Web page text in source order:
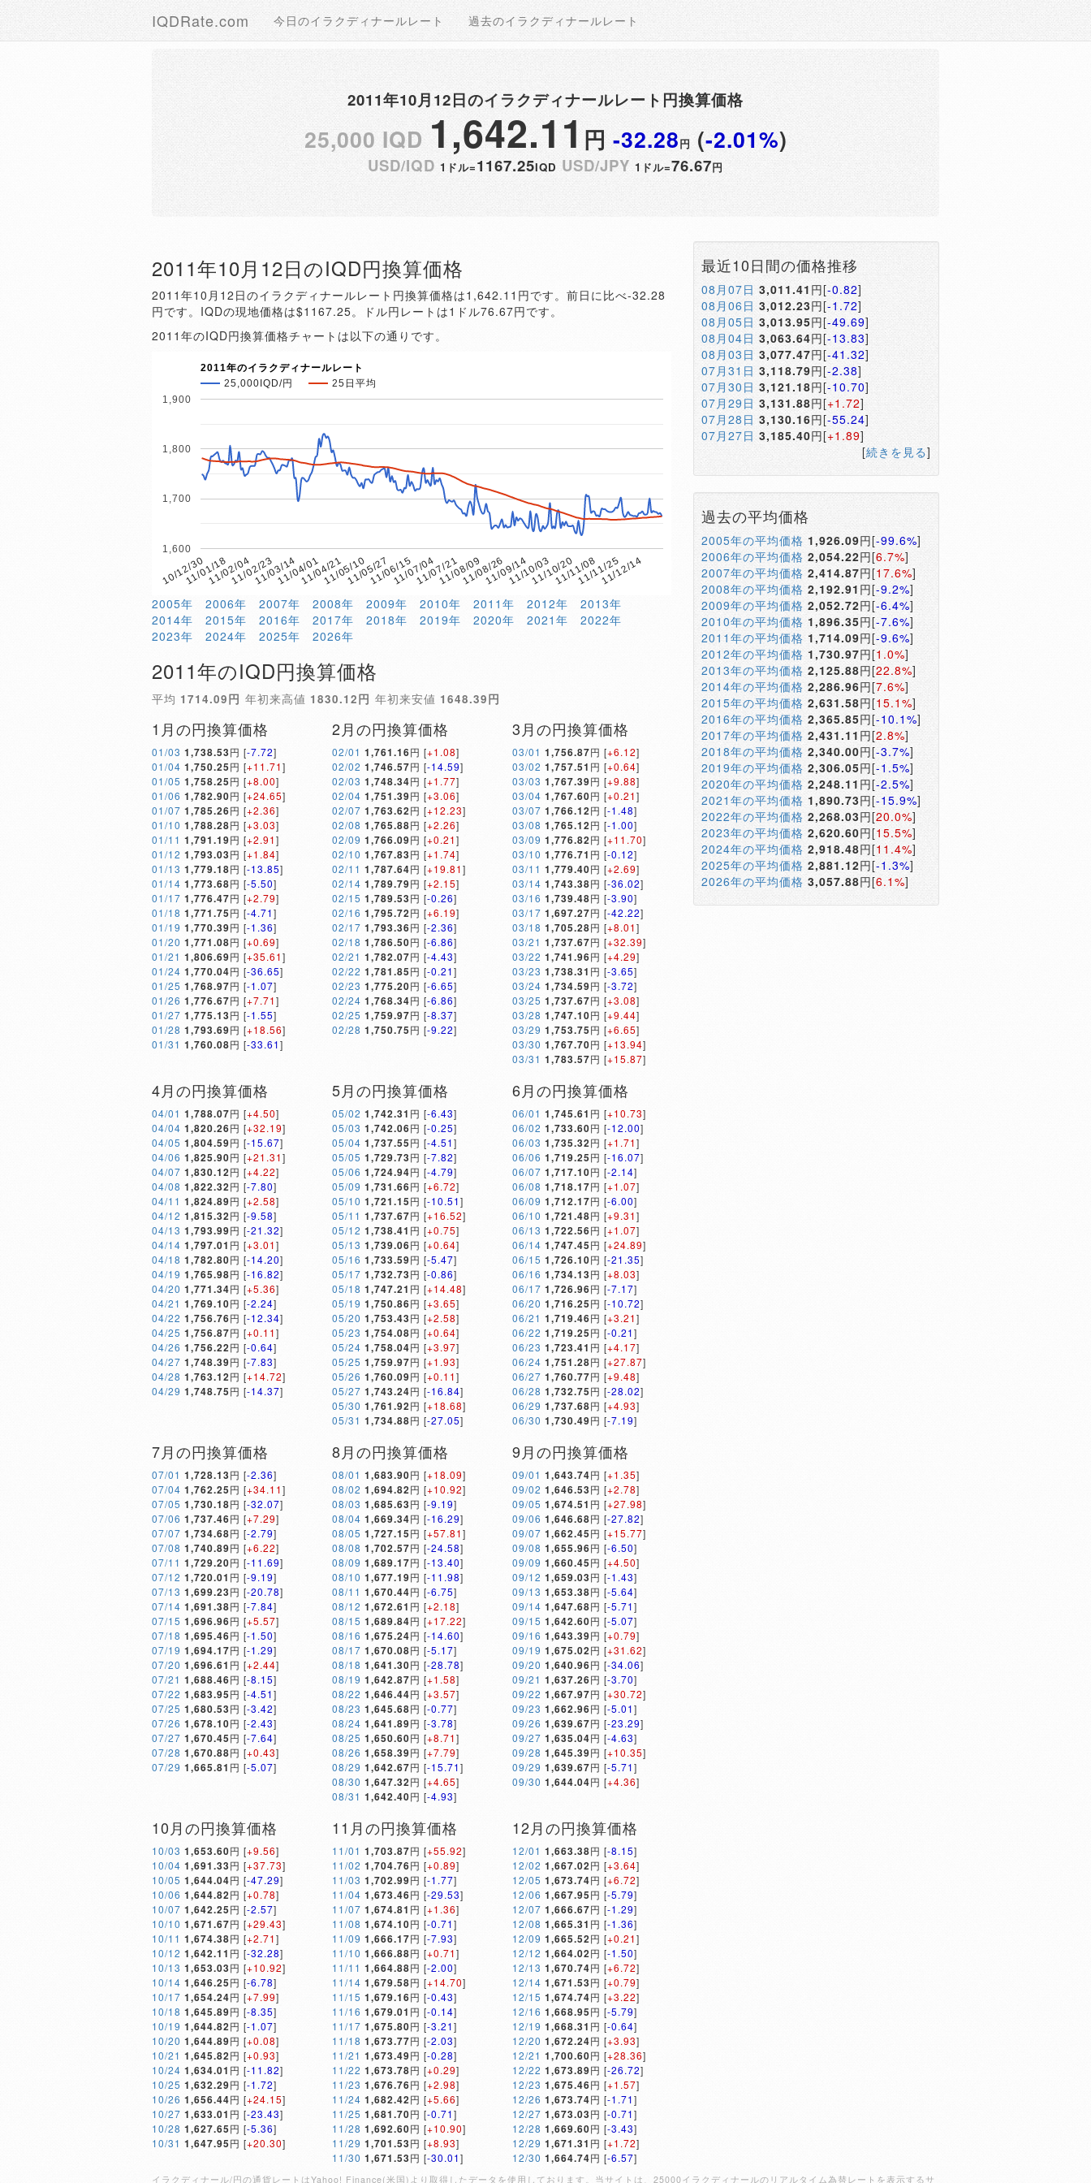
IQDRate.com 今日のイラクディナールレート 過去のイラクディナールレート
2011年10月12日のイラクディナールレート円換算価格
25,000 IQD 1,642.11円-32.28円 (-2.01%)
USD/IQD 1ドル=1167.25IQD USD/JPY 1ドル=76.67円
2011年10月12日のIQD円換算価格
2011年10月12日のイラクディナールレート円換算価格は1,642.11円です。前日に比べ-32.28
円です。IQDの現地価格は$1167.25。ドル円レートは1ドル76.67円です。
2011年のIQD円換算価格チャートは以下の通りです。
2011年のイラクディナールレート
25,000IQD/円
25日平均
10/12/3011/01/1811/02/0411/02/2311/03/1411/04/0111/04/2111/05/1011/05/2711/06/1511/07/0411/07/2111/08/0911/08/2611/09/1411/10/0311/10/2011/11/0811/11/2511/12/14
1,600
1,700
1,800
1,900
2005年 2006年 2007年 2008年 2009年 2010年 2011年 2012年
2013年
2014年
2015年 2016年 2017年 2018年 2019年 2020年 2021年
2022年
2023年
2024年 2025年 2026年
2011年のIQD円換算価格
平均 1714.09円 年初来高値 1830.12円 年初来安値 1648.39円
1月の円換算価格
01/03 1,738.53円 [-7.72]
01/04 1,750.25円 [+11.71]
01/05 1,758.25円 [+8.00]
01/06 1,782.90円 [+24.65]
01/07 1,785.26円 [+2.36]
01/10 1,788.28円 [+3.03]
01/11 1,791.19円 [+2.91]
01/12 1,793.03円 [+1.84]
01/13 1,779.18円 [-13.85]
01/14 1,773.68円 [-5.50]
01/17 1,776.47円 [+2.79]
01/18 1,771.75円 [-4.71]
01/19 1,770.39円 [-1.36]
01/20 1,771.08円 [+0.69]
01/21 1,806.69円 [+35.61]
01/24 1,770.04円 [-36.65]
01/25 1,768.97円 [-1.07]
01/26 1,776.67円 [+7.71]
01/27 1,775.13円 [-1.55]
01/28 1,793.69円 [+18.56]
01/31 1,760.08円 [-33.61]
2月の円換算価格
02/01 1,761.16円 [+1.08]
02/02 1,746.57円 [-14.59]
02/03 1,748.34円 [+1.77]
02/04 1,751.39円 [+3.06]
02/07 1,763.62円 [+12.23]
02/08 1,765.88円 [+2.26]
02/09 1,766.09円 [+0.21]
02/10 1,767.83円 [+1.74]
02/11 1,787.64円 [+19.81]
02/14 1,789.79円 [+2.15]
02/15 1,789.53円 [-0.26]
02/16 1,795.72円 [+6.19]
02/17 1,793.36円 [-2.36]
02/18 1,786.50円 [-6.86]
02/21 1,782.07円 [-4.43]
02/22 1,781.85円 [-0.21]
02/23 1,775.20円 [-6.65]
02/24 1,768.34円 [-6.86]
02/25 1,759.97円 [-8.37]
02/28 1,750.75円 [-9.22]
3月の円換算価格
03/01 1,756.87円 [+6.12]
03/02 1,757.51 円 [+0.64]
03/03 1,767.39円 [+9.88]
03/04 1,767.60円 [+0.21]
03/07 1,766.12円 [-1.48]
03/08 1,765.12円 [-1.00]
03/09 1,776.82円 [+11.70]
03/10 1,776.71 円 [-0.12]
03/11 1,779.40円 [+2.69]
03/14 1,743.38円 [-36.02]
03/16 1,739.48円 [-3.90]
03/17 1,697.27円 [-42.22]
03/18 1,705.28円 [+8.01]
03/21 1,737.67円 [+32.39]
03/22 1,741.96円 [+4.29]
03/23 1,738.31 円 [-3.65]
03/24 1,734.59円 [-3.72]
03/25 1,737.67円 [+3.08]
03/28 1,747.10円 [+9.44]
03/29 1,753.75円 [+6.65]
03/30 1,767.70円 [+13.94]
03/31 1,783.57円 [+15.87]
4月の円換算価格
04/01 1,788.07円 [+4.50]
04/04 1,820.26円 [+32.19]
04/05 1,804.59円 [-15.67]
04/06 1,825.90円 [+21.31]
04/07 1,830.12円 [+4.22]
04/08 1,822.32円 [-7.80]
04/11 1,824.89円 [+2.58]
04/12 1,815.32円 [-9.58]
04/13 1,793.99円 [-21.32]
04/14 1,797.01 円 [+3.01]
04/18 1,782.80円 [-14.20]
04/19 1,765.98円 [-16.82]
04/20 1,771.34円 [+5.36]
04/21 1,769.10円 [-2.24]
04/22 1,756.76円 [-12.34]
04/25 1,756.87円 [+0.11]
04/26 1,756.22円 [-0.64]
04/27 1,748.39円 [-7.83]
04/28 1,763.12円 [+14.72]
04/29 1,748.75円 [-14.37]
5月の円換算価格
05/02 1,742.31 円 [-6.43]
05/03 1,742.06円 [-0.25]
05/04 1,737.55円 [-4.51]
05/05 1,729.73円 [-7.82]
05/06 1,724.94円 [-4.79]
05/09 1,731.66円 [+6.72]
05/10 1,721.15円 [-10.51]
05/11 1,737.67円 [+16.52]
05/12 1,738.41 円 [+0.75]
05/13 1,739.06円 [+0.64]
05/16 1,733.59円 [-5.47]
05/17 1,732.73円 [-0.86]
05/18 1,747.21 円 [+14.48]
05/19 1,750.86円 [+3.65]
05/20 1,753.43円 [+2.58]
05/23 1,754.08円 [+0.64]
05/24 1,758.04円 [+3.97]
05/25 1,759.97円 [+1.93]
05/26 1,760.09円 [+0.11]
05/27 1,743.24円 [-16.84]
05/30 1,761.92円 [+18.68]
05/31 1,734.88円 [-27.05]
6月の円換算価格
06/01 1,745.61 円 [+10.73]
06/02 1,733.60円 [-12.00]
06/03 1,735.32円 [+1.71]
06/06 1,719.25円 [-16.07]
06/07 1,717.10円 [-2.14]
06/08 1,718.17円 [+1.07]
06/09 1,712.17円 [-6.00]
06/10 1,721.48円 [+9.31]
06/13 1,722.56円 [+1.07]
06/14 1,747.45円 [+24.89]
06/15 1,726.10円 [-21.35]
06/16 1,734.13円 [+8.03]
06/17 1,726.96円 [-7.17]
06/20 1,716.25円 [-10.72]
06/21 1,719.46円 [+3.21]
06/22 1,719.25円 [-0.21]
06/23 1,723.41 円 [+4.17]
06/24 1,751.28円 [+27.87]
06/27 1,760.77円 [+9.48]
06/28 1,732.75円 [-28.02]
06/29 1,737.68円 [+4.93]
06/30 1,730.49円 [-7.19]
7月の円換算価格
07/01 1,728.13円 [-2.36]
07/04 1,762.25円 [+34.11]
07/05 1,730.18円 [-32.07]
07/06 1,737.46円 [+7.29]
07/07 1,734.68円 [-2.79]
07/08 1,740.89円 [+6.22]
07/11 1,729.20円 [-11.69]
07/12 1,720.01 円 [-9.19]
07/13 1,699.23円 [-20.78]
07/14 1,691.38円 [-7.84]
07/15 1,696.96円 [+5.57]
07/18 1,695.46円 [-1.50]
07/19 1,694.17円 [-1.29]
07/20 1,696.61 円 [+2.44]
07/21 1,688.46円 [-8.15]
07/22 1,683.95円 [-4.51]
07/25 1,680.53円 [-3.42]
07/26 1,678.10円 [-2.43]
07/27 1,670.45円 [-7.64]
07/28 1,670.88円 [+0.43]
07/29 1,665.81 円 [-5.07]
8月の円換算価格
08/01 1,683.90円 [+18.09]
08/02 1,694.82円 [+10.92]
08/03 1,685.63円 [-9.19]
08/04 1,669.34円 [-16.29]
08/05 1,727.15円 [+57.81]
08/08 1,702.57円 [-24.58]
08/09 1,689.17円 [-13.40]
08/10 1,677.19円 [-11.98]
08/11 1,670.44円 [-6.75]
08/12 1,672.61 円 [+2.18]
08/15 1,689.84円 [+17.22]
08/16 1,675.24円 [-14.60]
08/17 1,670.08円 [-5.17]
08/18 1,641.30円 [-28.78]
08/19 1,642.87円 [+1.58]
08/22 1,646.44円 [+3.57]
08/23 1,645.68円 [-0.77]
08/24 1,641.89円 [-3.78]
08/25 1,650.60円 [+8.71]
08/26 1,658.39円 [+7.79]
08/29 1,642.67円 [-15.71]
08/30 1,647.32円 [+4.65]
08/31 1,642.40円 [-4.93]
9月の円換算価格
09/01 1,643.74円 [+1.35]
09/02 1,646.53円 [+2.78]
09/05 1,674.51 円 [+27.98]
09/06 1,646.68円 [-27.82]
09/07 1,662.45円 [+15.77]
09/08 1,655.96円 [-6.50]
09/09 1,660.45円 [+4.50]
09/12 1,659.03円 [-1.43]
09/13 1,653.38円 [-5.64]
09/14 1,647.68円 [-5.71]
09/15 1,642.60円 [-5.07]
09/16 1,643.39円 [+0.79]
09/19 1,675.02円 [+31.62]
09/20 1,640.96円 [-34.06]
09/21 1,637.26円 [-3.70]
09/22 1,667.97円 [+30.72]
09/23 1,662.96円 [-5.01]
09/26 1,639.67円 [-23.29]
09/27 1,635.04円 [-4.63]
09/28 1,645.39円 [+10.35]
09/29 1,639.67円 [-5.71]
09/30 1,644.04円 [+4.36]
10月の円換算価格
10/03 1,653.60円 [+9.56]
10/04 1,691.33円 [+37.73]
10/05 1,644.04円 [-47.29]
10/06 1,644.82円 [+0.78]
10/07 1,642.25円 [-2.57]
10/10 1,671.67円 [+29.43]
10/11 1,674.38円 [+2.71]
10/12 1,642.11 円 [-32.28]
10/13 1,653.03円 [+10.92]
10/14 1,646.25円 [-6.78]
10/17 1,654.24円 [+7.99]
10/18 1,645.89円 [-8.35]
10/19 1,644.82円 [-1.07]
10/20 1,644.89円 [+0.08]
10/21 1,645.82円 [+0.93]
10/24 1,634.01 円 [-11.82]
10/25 1,632.29円 [-1.72]
10/26 1,656.44円 [+24.15]
10/27 1,633.01 円 [-23.43]
10/28 1,627.65円 [-5.36]
10/31 1,647.95円 [+20.30]
11月の円換算価格
11/01 1,703.87円 [+55.92]
11/02 1,704.76円 [+0.89]
11/03 1,702.99円 [-1.77]
11/04 1,673.46円 [-29.53]
11/07 1,674.81 円 [+1.36]
11/08 1,674.10円 [-0.71]
11/09 1,666.17円 [-7.93]
11/10 1,666.88円 [+0.71]
11/11 1,664.88円 [-2.00]
11/14 1,679.58円 [+14.70]
11/15 1,679.16円 [-0.43]
11/16 1,679.01 円 [-0.14]
11/17 1,675.80円 [-3.21]
11/18 1,673.77円 [-2.03]
11/21 1,673.49円 [-0.28]
11/22 1,673.78円 [+0.29]
11/23 1,676.76円 [+2.98]
11/24 1,682.42円 [+5.66]
11/25 1,681.70円 [-0.71]
11/28 1,692.60円 [+10.90]
11/29 1,701.53円 [+8.93]
11/30 1,671.53円 [-30.01]
12月の円換算価格
12/01 1,663.38円 [-8.15]
12/02 1,667.02円 [+3.64]
12/05 1,673.74円 [+6.72]
12/06 1,667.95円 [-5.79]
12/07 1,666.67円 [-1.29]
12/08 1,665.31 円 [-1.36]
12/09 1,665.52円 [+0.21]
12/12 1,664.02円 [-1.50]
12/13 1,670.74円 [+6.72]
12/14 1,671.53円 [+0.79]
12/15 1,674.74円 [+3.22]
12/16 1,668.95円 [-5.79]
12/19 1,668.31 円 [-0.64]
12/20 1,672.24円 [+3.93]
12/21 1,700.60円 [+28.36]
12/22 1,673.89円 [-26.72]
12/23 1,675.46円 [+1.57]
12/26 1,673.74円 [-1.71]
12/27 1,673.03円 [-0.71]
12/28 1,669.60円 [-3.43]
12/29 1,671.31 円 [+1.72]
12/30 1,664.74円 [-6.57]
最近10日間の価格推移
08月07日 3,011.41 円[-0.82]
08月06日 3,012.23円[-1.72]
08月05日 3,013.95円[-49.69]
08月04日 3,063.64円[-13.83]
08月03日 3,077.47円[-41.32]
07月31日 3,118.79円[-2.38]
07月30日 3,121.18円[-10.70]
07月29日 3,131.88円[+1.72]
07月28日 3,130.16円[-55.24]
07月27日 3,185.40円[+1.89]
[続きを見る]
過去の平均価格
2005年の平均価格 1,926.09円[-99.6%]
2006年の平均価格 2,054.22円[6.7%]
2007年の平均価格 2,414.87円[17.6%]
2008年の平均価格 2,192.91 円[-9.2%]
2009年の平均価格 2,052.72円[-6.4%]
2010年の平均価格 1,896.35円[-7.6%]
2011年の平均価格 1,714.09円[-9.6%]
2012年の平均価格 1,730.97円[1.0%]
2013年の平均価格 2,125.88円[22.8%]
2014年の平均価格 2,286.96円[7.6%]
2015年の平均価格 2,631.58円[15.1%]
2016年の平均価格 2,365.85円[-10.1%]
2017年の平均価格 2,431.11 円[2.8%]
2018年の平均価格 2,340.00円[-3.7%]
2019年の平均価格 2,306.05円[-1.5%]
2020年の平均価格 2,248.11 円[-2.5%]
2021年の平均価格 1,890.73円[-15.9%]
2022年の平均価格 2,268.03円[20.0%]
2023年の平均価格 2,620.60円[15.5%]
2024年の平均価格 2,918.48円[11.4%]
2025年の平均価格 2,881.12円[-1.3%]
2026年の平均価格 3,057.88円[6.1%]
イラクディナール/円の通貨レートはYahoo! Finance(米国)より取得したデータを使用しております。当サイトは、25000イラクディナールのリアルタイム為替レートを表示するサ